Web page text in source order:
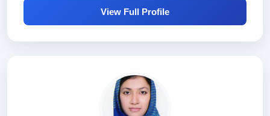
View Full Profile